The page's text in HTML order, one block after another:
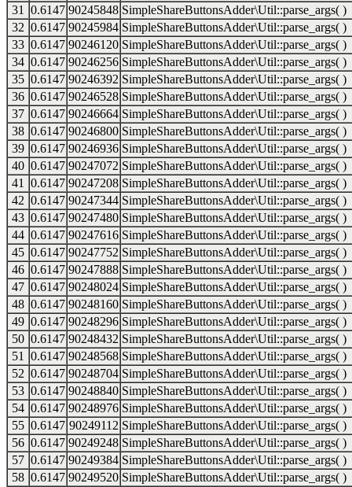
31
0.6147 90245848 SimpleShareButtonsAdder\Util::parse_args( )
32 0.6147 90245984 SimpleShareButtonsAdder\Util::parse_args( )
33 0.6147 90246120 SimpleShareButtonsAdder\Util::parse_args( )
34 0.6147 90246256 SimpleShareButtonsAdder\Util::parse_args( )
35 0.6147 90246392 SimpleShareButtonsAdder\Util::parse_args( )
36 0.6147 90246528 SimpleShareButtonsAdder\Util::parse_args( )
37 0.6147 90246664 SimpleShareButtonsAdder\Util::parse_args( )
38 0.6147 90246800 SimpleShareButtonsAdder\Util::parse_args( )
39 0.6147 90246936 SimpleShareButtonsAdder\Util::parse_args( )
40 0.6147 90247072 SimpleShareButtonsAdder\Util::parse_args( )
41
0.6147 90247208 SimpleShareButtonsAdder\Util::parse_args( )
42 0.6147 90247344 SimpleShareButtonsAdder\Util::parse_args( )
43 0.6147 90247480 SimpleShareButtonsAdder\Util::parse_args( )
44 0.6147 90247616 SimpleShareButtonsAdder\Util::parse_args( )
45 0.6147 90247752 SimpleShareButtonsAdder\Util::parse_args( )
46 0.6147 90247888 SimpleShareButtonsAdder\Util::parse_args( )
47 0.6147 90248024 SimpleShareButtonsAdder\Util::parse_args( )
48 0.6147 90248160 SimpleShareButtonsAdder\Util::parse_args( )
49 0.6147 90248296 SimpleShareButtonsAdder\Util::parse_args( )
50 0.6147 90248432 SimpleShareButtonsAdder\Util::parse_args( )
51
0.6147 90248568 SimpleShareButtonsAdder\Util::parse_args( )
52 0.6147 90248704 SimpleShareButtonsAdder\Util::parse_args( )
53 0.6147 90248840 SimpleShareButtonsAdder\Util::parse_args( )
54 0.6147 90248976 SimpleShareButtonsAdder\Util::parse_args( )
55 0.6147 90249112 SimpleShareButtonsAdder\Util::parse_args( )
56 0.6147 90249248 SimpleShareButtonsAdder\Util::parse_args( )
57 0.6147 90249384 SimpleShareButtonsAdder\Util::parse_args( )
58 0.6147 90249520 SimpleShareButtonsAdder\Util::parse_args( )